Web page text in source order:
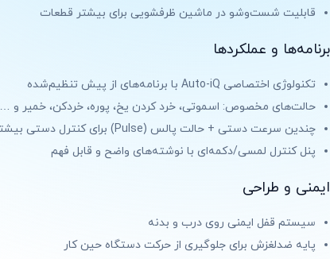
قابلیت شست‌وشو در ماشین ظرفشویی برای بیشتر قطعات
برنامه‌ها و عملکردها
تکنولوژی اختصاصی Auto-iQ با برنامه‌های از پیش تنظیم‌شده
حالت‌های مخصوص: اسموتی، خرد کردن یخ، پوره، خردکن، خمیر و …
چندین سرعت دستی + حالت پالس (Pulse) برای کنترل دستی بیشتر
پنل کنترل لمسی/دکمه‌ای با نوشته‌های واضح و قابل فهم
ایمنی و طراحی
سیستم قفل ایمنی روی درب و بدنه
پایه ضدلغزش برای جلوگیری از حرکت دستگاه حین کار